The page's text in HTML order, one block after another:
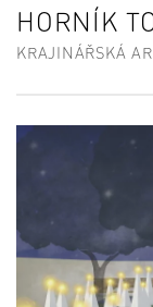
HORNÍK
KRAJINÁŘSKÁ